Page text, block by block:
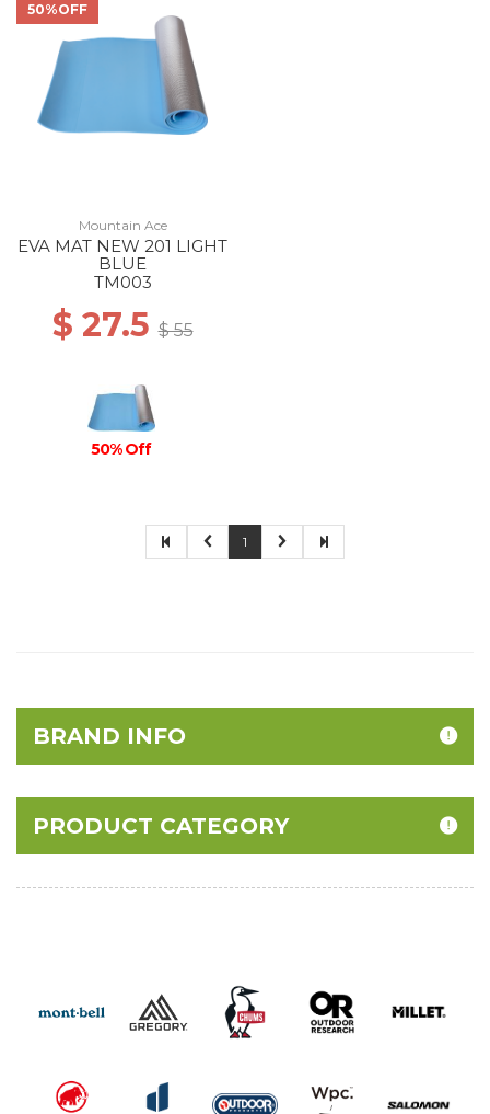
50%OFF
Mountain Ace
EVA MAT NEW 201 LIGHT
BLUE
TM003
$ 27.5$ 55
50% Off
1
BRAND INFO
PRODUCT CATEGORY